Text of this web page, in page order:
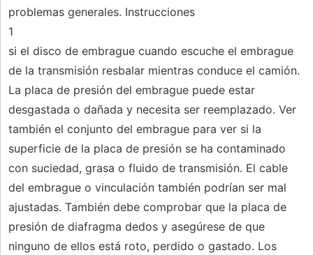
problemas generales. Instrucciones
1
si el disco de embrague cuando escuche el embrague
de la transmisión resbalar mientras conduce el camión.
La placa de presión del embrague puede estar
desgastada o dañada y necesita ser reemplazado. Ver
también el conjunto del embrague para ver si la
superficie de la placa de presión se ha contaminado
con suciedad, grasa o fluido de transmisión. El cable
del embrague o vinculación también podrían ser mal
ajustadas. También debe comprobar que la placa de
presión de diafragma dedos y asegúrese de que
ninguno de ellos está roto, perdido o gastado. Los